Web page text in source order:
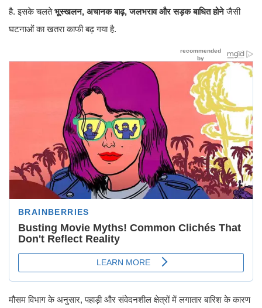
है. इसके चलतेभूस्खलन, अचानक बाढ़, जलभराव और सड़क बाधित होनेजैसी
घटनाओं का खतरा काफी बढ़ गया है.
मौसम विभाग के अनुसार, पहाड़ी और संवेदनशील क्षेत्रों में लगातार बारिश के कारण